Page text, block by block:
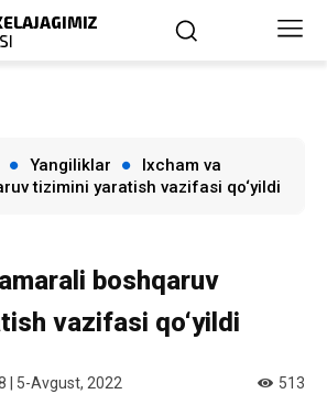
Yangiliklar
Ixcham va
tizimini yaratish vazifasi qo‘yildi
boshqaruv
vazifasi qo‘yildi
| 5-Avgust, 2022 513